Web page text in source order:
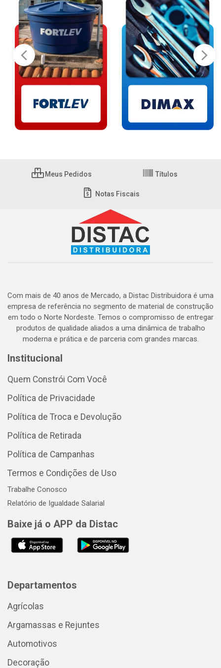
Meus Pedidos Títulos
Notas Fiscais
Com mais de 40 anos de Mercado, a Distac Distribuidora é uma
empresa de referência no segmento de material de construção
em todo o Norte Nordeste. Temos o compromisso de entregar
produtos de qualidade aliados a uma dinâmica de trabalho
moderna e prática e de parceria com grandes marcas.
Institucional
Quem Constrói Com Você
Política de Privacidade
Política de Troca e Devolução
Política de Retirada
Política de Campanhas
Termos e Condições de Uso
Trabalhe Conosco
Relatório de Igualdade Salarial
Baixe já o APP da Distac
Departamentos
Agrícolas
Argamassas e Rejuntes
Automotivos
Decoração